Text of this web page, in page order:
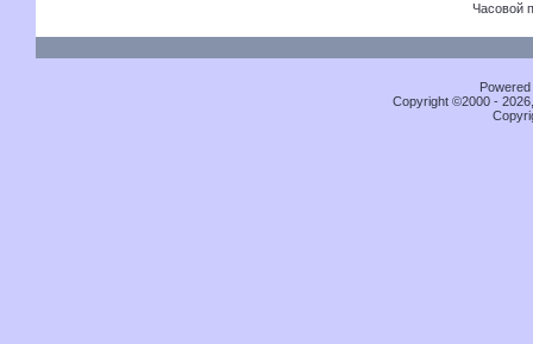
Часовой
Copyright ©2000 -